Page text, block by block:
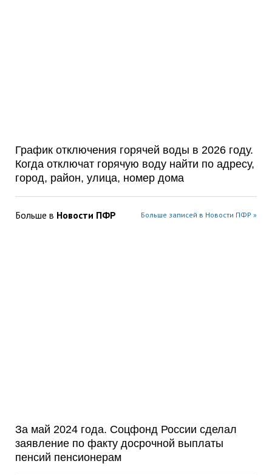
График отключения горячей воды в 2026 году.
Когда отключат горячую воду найти по адресу,
город, район, улица, номер дома
Больше в Новости ПФР Больше записей в Новости ПФР »
За май 2024 года. Соцфонд России сделал
заявление по факту досрочной выплаты
пенсий пенсионерам